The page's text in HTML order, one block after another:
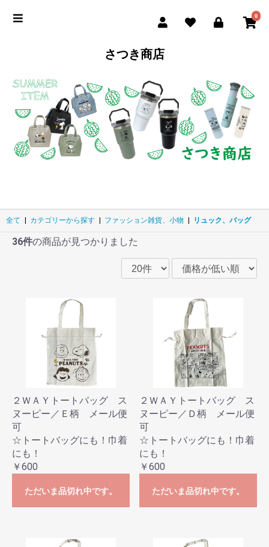
0
さつき商店
全て カテゴリーから探す ファッション雑貨、小物 リュック、バッグ
36件の商品が見つかりました
２ＷＡＹトートバッグ ス
ヌーピー／Ｅ柄 メール便
可
☆トートバッグにも！巾着
にも！
￥600
ただいま品切れ中です。
２ＷＡＹトートバッグ ス
ヌーピー／Ｄ柄 メール便
可
☆トートバッグにも！巾着
にも！
￥600
ただいま品切れ中です。